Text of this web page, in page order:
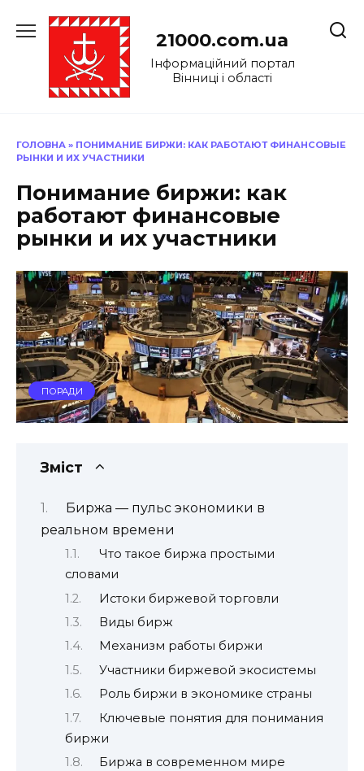
до
21000.com.ua
Інформаційний портал
Вінниці і області
ГОЛОВНА » ПОНИМАНИЕ БИРЖИ: КАК РАБОТАЮТ ФИНАНСОВЫЕ
РЫНКИ И ИХ УЧАСТНИКИ
Понимание биржи: как
работают финансовые
рынки и их участники
ПОРАДИ
Зміст
Биржа — пульс экономики в
реальном времени
Что такое биржа простыми
словами
Истоки биржевой торговли
Виды бирж
Механизм работы биржи
Участники биржевой экосистемы
Роль биржи в экономике страны
Ключевые понятия для понимания
биржи
Биржа в современном мире